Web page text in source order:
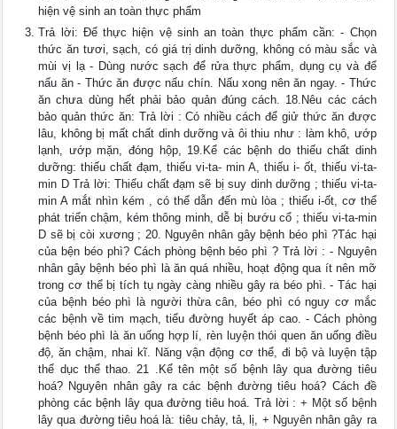
hiện vệ sinh an toàn thực phẩm
Trả lời: Để thực hiện vệ sinh an toàn thực phẩm cần: - Chọn
thức ăn tươi, sạch, có giá trị dinh dưỡng, không có màu sắc và
mùi vị lạ - Dùng nước sạch để rửa thực phẩm, dụng cụ và để
nấu ăn - Thức ăn được nấu chín. Nấu xong nên ăn ngay. - Thức
ăn chưa dùng hết phải bảo quản đúng cách. 18.Nêu các cách
bảo quản thức ăn: Trả lời : Có nhiều cách để giử thức ăn được
lâu, không bị mất chất dinh dưỡng và ôi thiu như : làm khô, ướp
lạnh, ướp mặn, đóng hộp, 19.Kể các bệnh do thiếu chất dinh
dưỡng: thiếu chất đạm, thiếu vi-ta- min A, thiếu i- ốt, thiếu vi-ta-
min D Trả lời: Thiếu chất đạm sẽ bị suy dinh dưỡng ; thiếu vi-ta-
min A mắt nhìn kém , có thể dẫn đến mù lòa ; thiếu i-ốt, cơ thể
phát triển chậm, kém thông minh, dễ bị bướu cổ ; thiếu vi-ta-min
D sẽ bị còi xương ; 20. Nguyên nhân gây bệnh béo phì ?Tác hại
của bện béo phì? Cách phòng bệnh béo phì ? Trả lời : - Nguyên
nhân gây bệnh béo phì là ăn quá nhiều, hoạt động qua ít nên mỡ
trong cơ thể bị tích tụ ngày càng nhiều gây ra béo phì. - Tác hại
của bệnh béo phì là người thừa cân, béo phì có nguy cơ mắc
các bệnh về tim mạch, tiểu đường huyết áp cao. - Cách phòng
bệnh béo phì là ăn uống hợp lí, rèn luyện thói quen ăn uống điều
độ, ăn chậm, nhai kĩ. Năng vận động cơ thể, đi bộ và luyện tập
thể dục thể thao. 21 .Kể tên một số bệnh lây qua đường tiêu
hoá? Nguyên nhân gây ra các bệnh đường tiêu hoá? Cách đề
phòng các bệnh lây qua đường tiêu hoá. Trả lời : + Một số bệnh
lây qua đường tiêu hoá là: tiêu chảy, tả, lị, + Nguyên nhân gây ra